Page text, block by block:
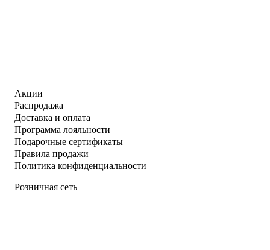
Акции
Распродажа
Доставка и оплата
Программа лояльности
Подарочные сертификаты
Правила продажи
Политика конфиденциальности
Розничная сеть